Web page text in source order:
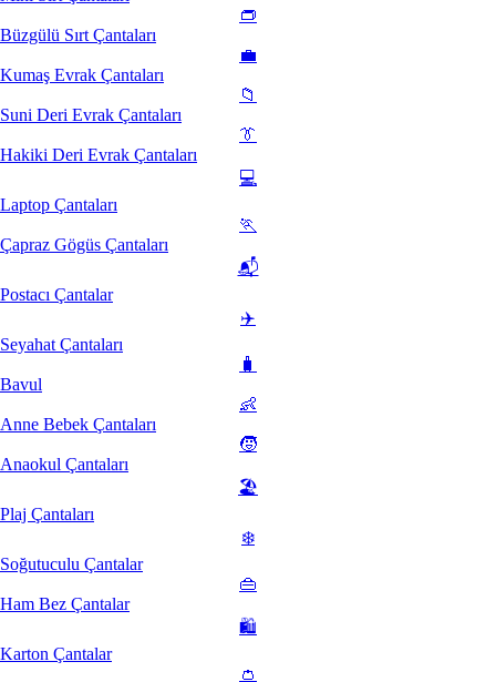
👝
Büzgülü Sırt Çantaları
💼
Kumaş Evrak Çantaları
📁
Suni Deri Evrak Çantaları
👔
Hakiki Deri Evrak Çantaları
💻
Laptop Çantaları
🏃
Çapraz Gögüs Çantaları
📬
Postacı Çantalar
✈️
Seyahat Çantaları
🧳
Bavul
👶
Anne Bebek Çantaları
🧒
Anaokul Çantaları
🏖️
Plaj Çantaları
❄️
Soğutuculu Çantalar
👜
Ham Bez Çantalar
🛍️
Karton Çantalar
👛